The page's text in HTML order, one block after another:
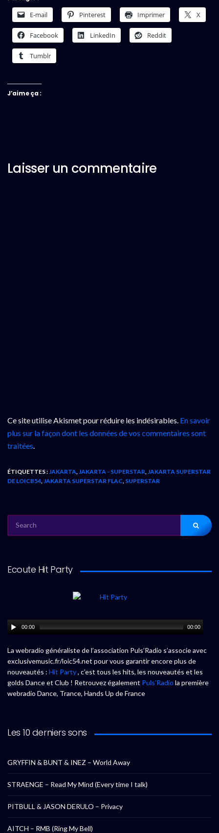
E-mail Pinterest Imprimer X
Facebook LinkedIn Reddit
Tumblr
J’aime ça :
Laisser un commentaire
Ce site utilise Akismet pour réduire les indésirables. En savoir
plus sur la façon dont les données de vos commentaires sont
traitées.
ÉTIQUETTES : JAKARTA JAKARTA - SUPERSTAR JAKARTA SUPERSTAR
DE LOICB54 JAKARTA SUPERSTAR FLAC SUPERSTAR
FOR:
Ecoute Hit Party
00:00 00:00
La webradio généraliste de l’association Puls’Radio s’associe avec
exclusivemusic.fr/loic54.net pour vous garantir encore plus de
nouveautés : Hit Party, c’est tous les hits, les nouveautés et les
golds Dance et Club ! Retrouvez également Puls’Radio la première
webradio Dance, Trance, Hands Up de France
Les 10 derniers sons
GRYFFIN & BUNT & INEZ – World Away
STRAENGE – Read My Mind (Every time I talk)
PITBULL & JASON DERULO – Privacy
AITCH – RMB (Ring My Bell)